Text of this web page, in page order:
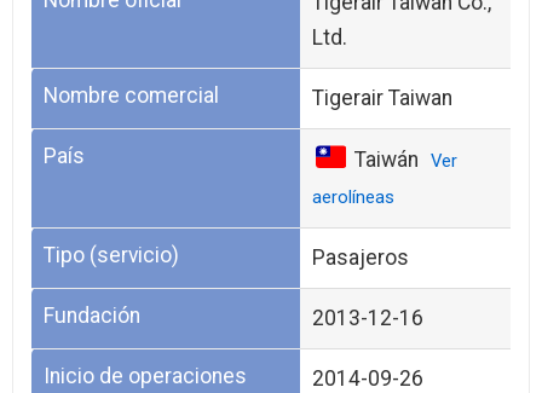
Ltd.
Nombre comercial Tigerair Taiwan
País Taiwán
Ver
aerolíneas
Tipo (servicio) Pasajeros
Fundación 2013-12-16
Inicio de operaciones 2014-09-26